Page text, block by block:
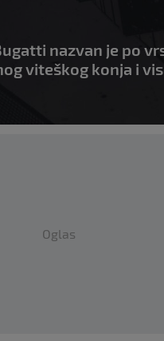
nazvan je po
viteškog konja i
Oglas